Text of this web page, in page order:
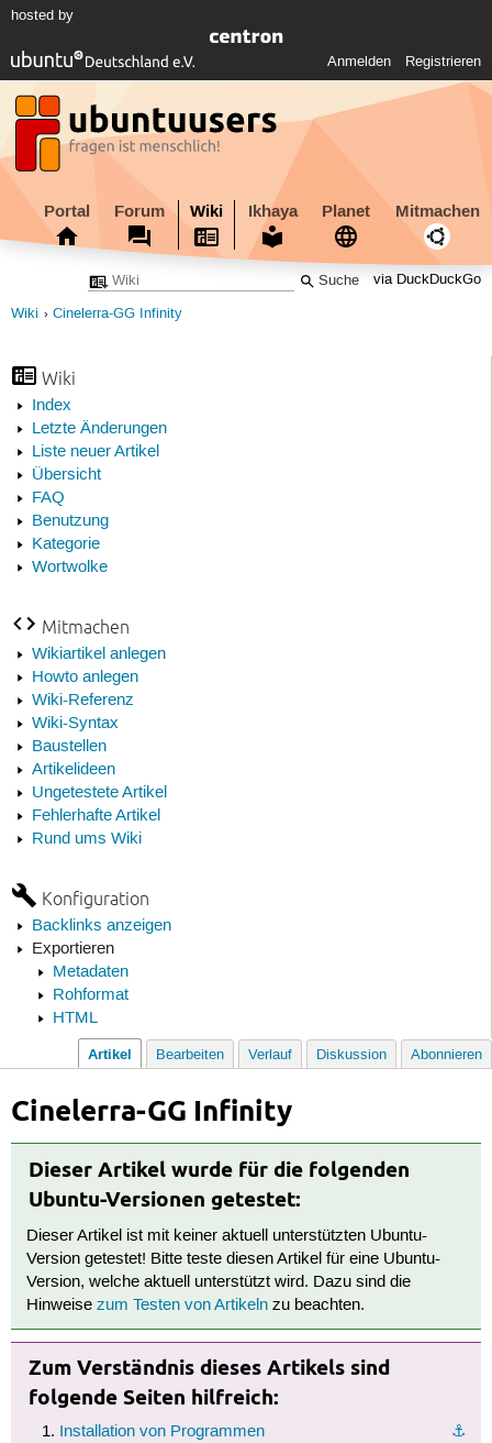
hosted by
Anmelden Registrieren
Portal Forum Wiki Ikhaya Planet Mitmachen
via DuckDuckGo
Wiki Cinelerra-GG Infinity
Wiki
Index
Letzte Änderungen
Liste neuer Artikel
Übersicht
FAQ
Benutzung
Kategorie
Wortwolke
Mitmachen
Wikiartikel anlegen
Howto anlegen
Wiki-Referenz
Wiki-Syntax
Baustellen
Artikelideen
Ungetestete Artikel
Fehlerhafte Artikel
Rund ums Wiki
Konfiguration
Backlinks anzeigen
Exportieren
Metadaten
Rohformat
HTML
Artikel Bearbeiten Verlauf Diskussion Abonnieren
Cinelerra-GG Infinity
Dieser Artikel wurde für die folgenden
Ubuntu-Versionen getestet:
Dieser Artikel ist mit keiner aktuell unterstützten Ubuntu-
Version getestet! Bitte teste diesen Artikel für eine Ubuntu-
Version, welche aktuell unterstützt wird. Dazu sind die
Hinweisezum Testen von Artikeln zu beachten.
Zum Verständnis dieses Artikels sind
folgende Seiten hilfreich:
⚓︎
Installation von Programmen